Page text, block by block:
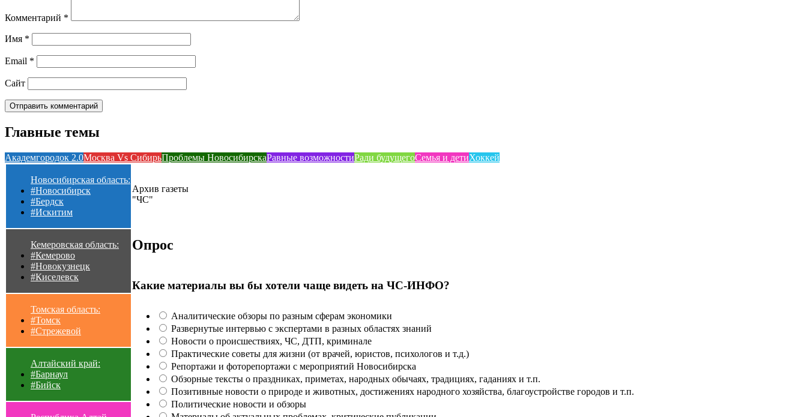
Комментарий *
Имя *
Email *
Сайт
Главные темы
Академгородок 2.0Москва Vs СибирьПроблемы НовосибирскаРавные возможностиРади будущегоСемья и детиХоккей
Новосибирская область:
#Новосибирск
#Бердск
#Искитим
Кемеровская область:
#Кемерово
#Новокузнецк
#Киселевск
Томская область:
#Томск
#Стрежевой
Алтайский край:
#Барнаул
#Бийск
Архив газеты
"ЧС"
Опрос
Какие материалы вы бы хотели чаще видеть на ЧС-ИНФО?
Аналитические обзоры по разным сферам экономики
Развернутые интервью с экспертами в разных областях знаний
Новости о происшествиях, ЧС, ДТП, криминале
Практические советы для жизни (от врачей, юристов, психологов и т.д.)
Репортажи и фоторепортажи с мероприятий Новосибирска
Обзорные тексты о праздниках, приметах, народных обычаях, традициях, гаданиях и т.п.
Позитивные новости о природе и животных, достижениях народного хозяйства, благоустройстве городов и т.п.
Политические новости и обзоры